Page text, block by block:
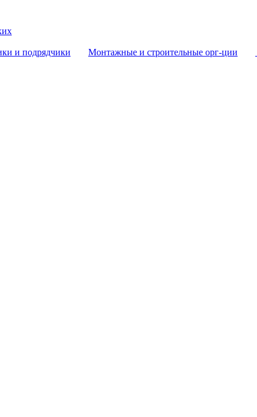
и подрядчики Монтажные и строительные орг-ции